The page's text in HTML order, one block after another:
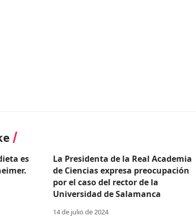
es
La Presidenta de la Real Academia
de Ciencias expresa preocupación
por el caso del rector de la
Universidad de Salamanca
14 de julio de 2024